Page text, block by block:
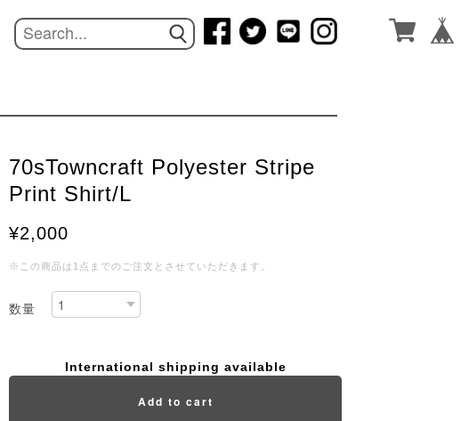
70sTowncraft Polyester Stripe
Print Shirt/L
¥2,000
※この商品は1点までのご注文とさせていただきます。
数量
International shipping available
Add to cart